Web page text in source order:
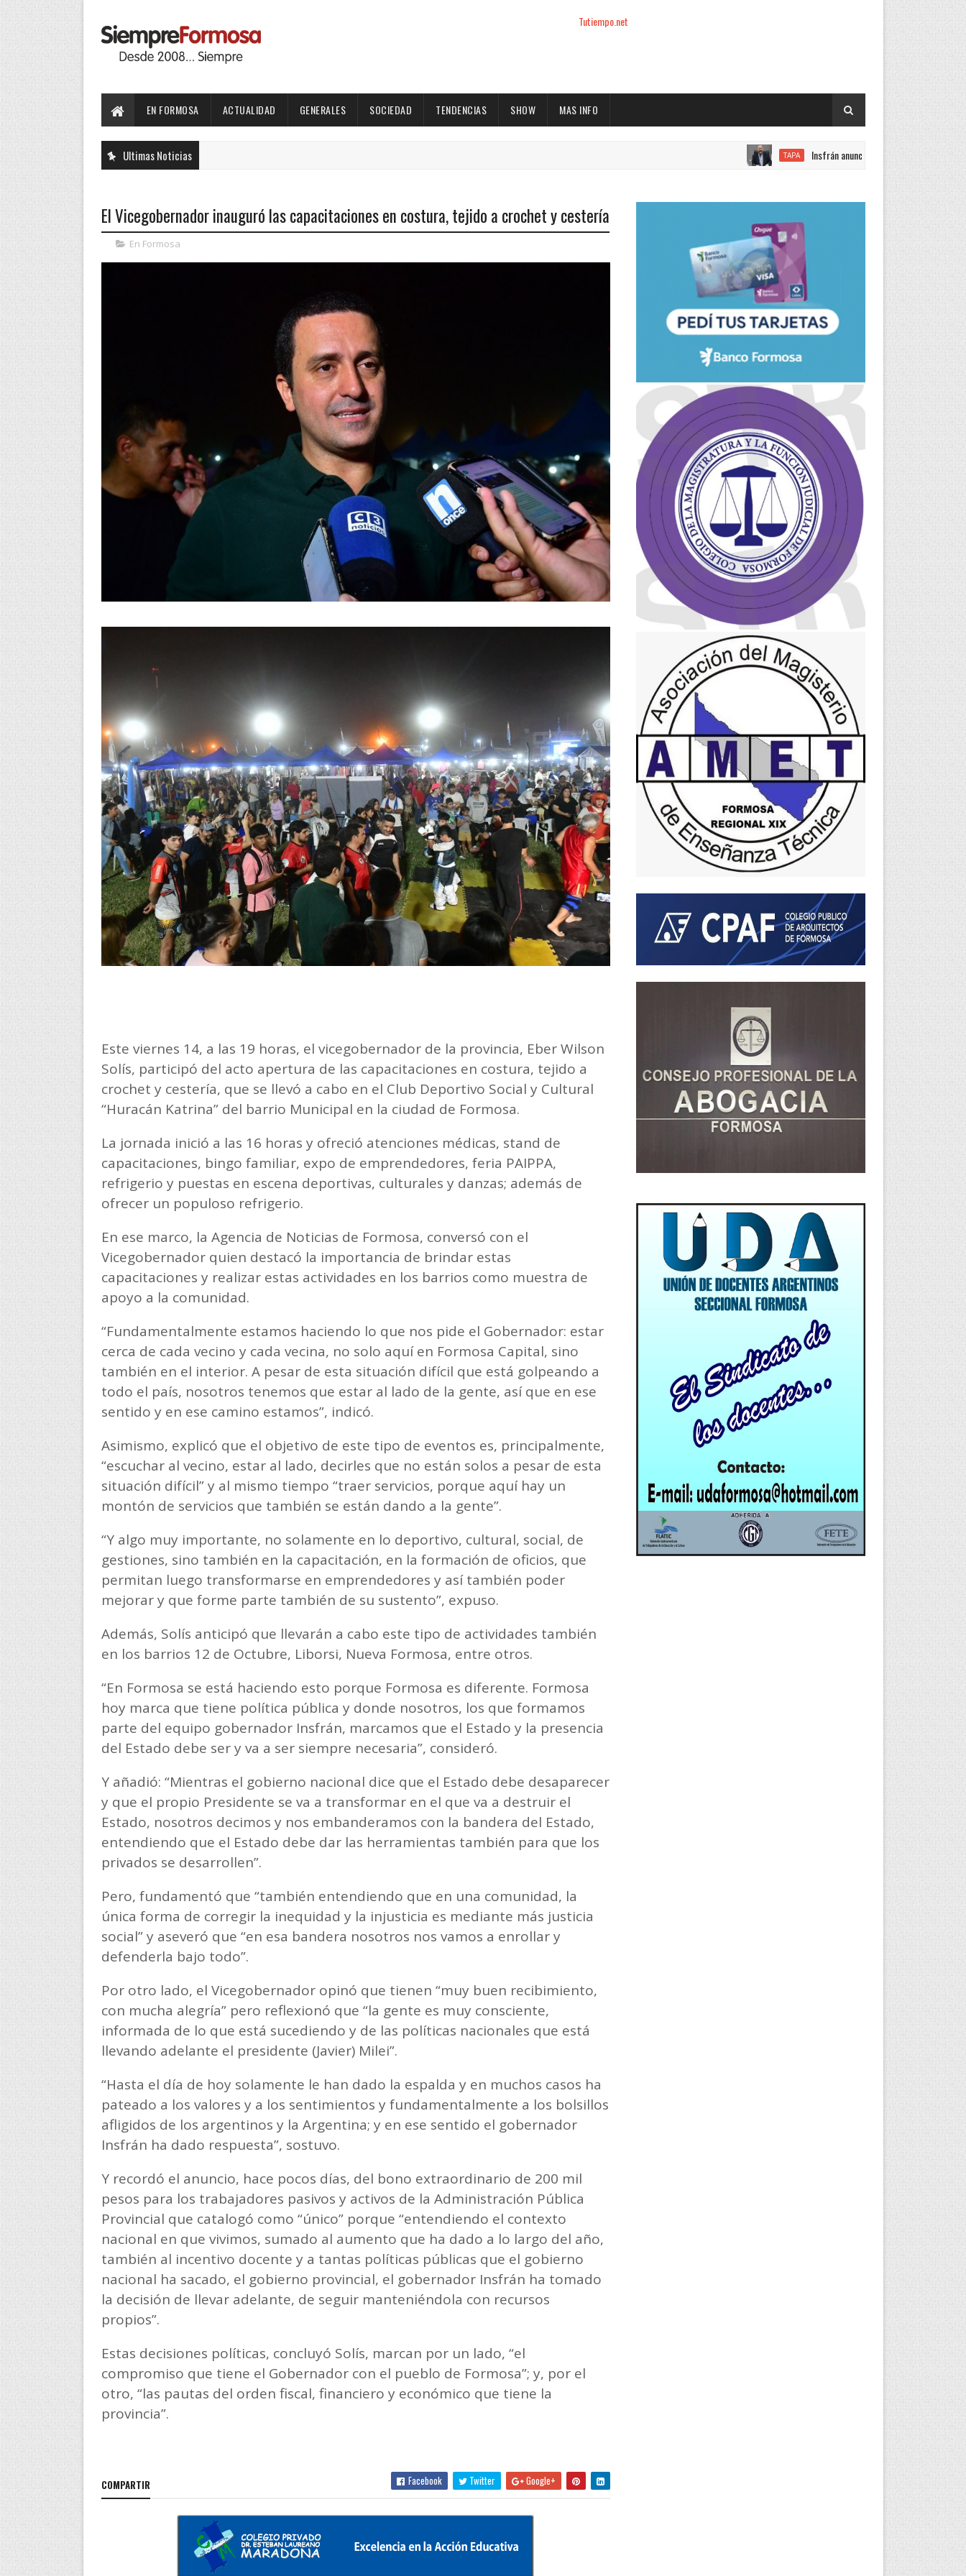
Tutiempo.net
EN FORMOSA ACTUALIDAD GENERALES SOCIEDAD TENDENCIAS SHOW MAS INFO
Ultimas Noticias Insfrán anunció este viernes un incremento del 15
El Vicegobernador inauguró las capacitaciones en costura, tejido a crochet y cestería
En Formosa
Este viernes 14, a las 19 horas, el vicegobernador de la provincia, Eber Wilson
Solís, participó del acto apertura de las capacitaciones en costura, tejido a
crochet y cestería, que se llevó a cabo en el Club Deportivo Social y Cultural
“Huracán Katrina” del barrio Municipal en la ciudad de Formosa.
La jornada inició a las 16 horas y ofreció atenciones médicas, stand de
capacitaciones, bingo familiar, expo de emprendedores, feria PAIPPA,
refrigerio y puestas en escena deportivas, culturales y danzas; además de
ofrecer un populoso refrigerio.
En ese marco, la Agencia de Noticias de Formosa, conversó con el
Vicegobernador quien destacó la importancia de brindar estas
capacitaciones y realizar estas actividades en los barrios como muestra de
apoyo a la comunidad.
“Fundamentalmente estamos haciendo lo que nos pide el Gobernador: estar
cerca de cada vecino y cada vecina, no solo aquí en Formosa Capital, sino
también en el interior. A pesar de esta situación difícil que está golpeando a
todo el país, nosotros tenemos que estar al lado de la gente, así que en ese
sentido y en ese camino estamos”, indicó.
Asimismo, explicó que el objetivo de este tipo de eventos es, principalmente,
“escuchar al vecino, estar al lado, decirles que no están solos a pesar de esta
situación difícil” y al mismo tiempo “traer servicios, porque aquí hay un
montón de servicios que también se están dando a la gente”.
“Y algo muy importante, no solamente en lo deportivo, cultural, social, de
gestiones, sino también en la capacitación, en la formación de oficios, que
permitan luego transformarse en emprendedores y así también poder
mejorar y que forme parte también de su sustento”, expuso.
Además, Solís anticipó que llevarán a cabo este tipo de actividades también
en los barrios 12 de Octubre, Liborsi, Nueva Formosa, entre otros.
“En Formosa se está haciendo esto porque Formosa es diferente. Formosa
hoy marca que tiene política pública y donde nosotros, los que formamos
parte del equipo gobernador Insfrán, marcamos que el Estado y la presencia
del Estado debe ser y va a ser siempre necesaria”, consideró.
Y añadió: “Mientras el gobierno nacional dice que el Estado debe desaparecer
y que el propio Presidente se va a transformar en el que va a destruir el
Estado, nosotros decimos y nos embanderamos con la bandera del Estado,
entendiendo que el Estado debe dar las herramientas también para que los
privados se desarrollen”.
Pero, fundamentó que “también entendiendo que en una comunidad, la
única forma de corregir la inequidad y la injusticia es mediante más justicia
social” y aseveró que “en esa bandera nosotros nos vamos a enrollar y
defenderla bajo todo”.
Por otro lado, el Vicegobernador opinó que tienen “muy buen recibimiento,
con mucha alegría” pero reflexionó que “la gente es muy consciente,
informada de lo que está sucediendo y de las políticas nacionales que está
llevando adelante el presidente (Javier) Milei”.
“Hasta el día de hoy solamente le han dado la espalda y en muchos casos ha
pateado a los valores y a los sentimientos y fundamentalmente a los bolsillos
afligidos de los argentinos y la Argentina; y en ese sentido el gobernador
Insfrán ha dado respuesta”, sostuvo.
Y recordó el anuncio, hace pocos días, del bono extraordinario de 200 mil
pesos para los trabajadores pasivos y activos de la Administración Pública
Provincial que catalogó como “único” porque “entendiendo el contexto
nacional en que vivimos, sumado al aumento que ha dado a lo largo del año,
también al incentivo docente y a tantas políticas públicas que el gobierno
nacional ha sacado, el gobierno provincial, el gobernador Insfrán ha tomado
la decisión de llevar adelante, de seguir manteniéndola con recursos
propios”.
Estas decisiones políticas, concluyó Solís, marcan por un lado, “el
compromiso que tiene el Gobernador con el pueblo de Formosa”; y, por el
otro, “las pautas del orden fiscal, financiero y económico que tiene la
provincia”.
COMPARTIR Facebook Twitter Google+